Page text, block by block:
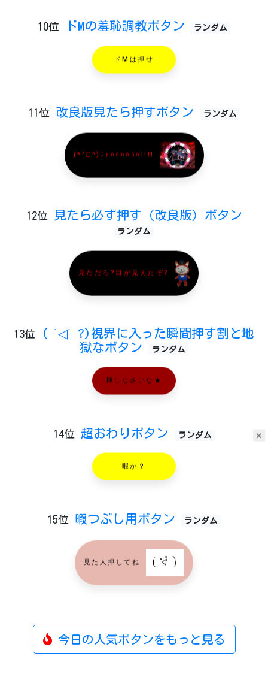
×
10位 ドMの羞恥調教ボタン ランダム
ドMは押せ
11位 改良版見たら押すボタン ランダム
(*^□^)ﾆｬﾊﾊﾊﾊﾊﾊ!!!!
12位 見たら必ず押す（改良版）ボタン
ランダム
見ただろ?目が見えたぞ?
13位
( ˙◁˙ ?)視界に入った瞬間押す割と地
獄なボタン
ランダム
押しなさいな★
14位 超おわりボタン ランダム
暇か？
15位 暇つぶし用ボタン ランダム
見た人押してね
今日の人気ボタンをもっと見る